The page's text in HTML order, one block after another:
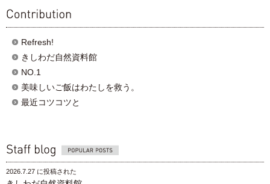
Refresh!
きしわだ自然資料館
NO.1
美味しいご飯はわたしを救う。
最近コツコツと
Popular posts
2026.7.27 に投稿された